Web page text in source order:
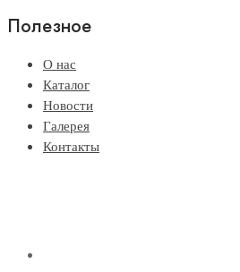
Полезное
О нас
Каталог
Новости
Галерея
Контакты